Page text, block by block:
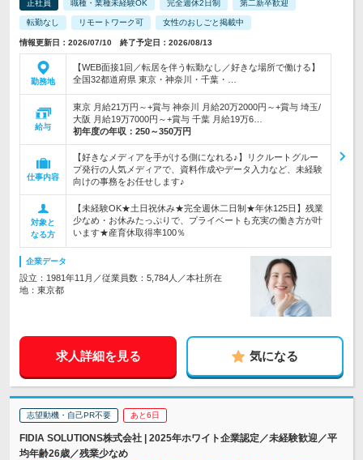
正社員 職種・業種未経験OK 完全週休2日制 第二新卒歓迎
転勤なし リモートワーク可 女性のおしごと掲載中
情報更新日：2026/07/10 終了予定日：2026/08/13
勤務地
【WEB面接1回／転居を伴う転勤なし／好きな場所で働ける】
全国32都道府県 東京・神奈川・千葉・…
給与
東京 月給21万円～+賞与 神奈川 月給20万2000円～+賞与 埼玉/
大阪 月給19万7000円～+賞与 千葉 月給19万6…
初年度の年収： 250～350万円
仕事内容
【好きなメディアを手がける側になれる♪】リクルートグルー
プ発行の人気メディアで、資料作成やデータ入力など、未経験
向けの事務をお任せします♪
対象と
なる方
【未経験OK★土日祝休み★完全週休二日制★年休125日】残業
少なめ・お休みたっぷりで、プライベートも充実の働き方が叶
います★産育休取得率100％
企業データ
設立：1981年11月／従業員数：5,784人／本社所在
地：東京都
求人詳細を見る 気になる
志望動機・自己PR不要 あと6日
FIDIA SOLUTIONS株式会社 | 2025年ホワイト企業認定／未経験歓迎／平
均年齢26歳／残業少なめ